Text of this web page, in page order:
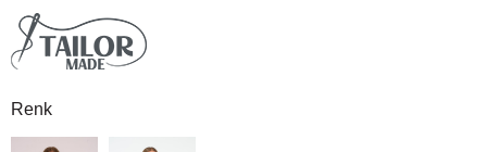
Renk